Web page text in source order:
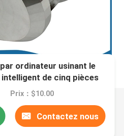
ordinateur usinant le
de cinq pièces
Prix：$10.00
Contactez nous